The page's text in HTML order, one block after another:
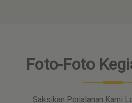
Foto-Foto
Saksikan Perjalanan Kami